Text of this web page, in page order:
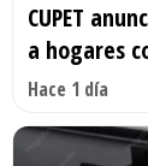
CUPET
a hogares
Hace 1 día